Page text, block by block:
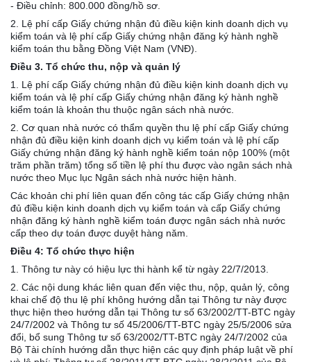
- Điều chỉnh: 800.000 đồng/hồ sơ.
2. Lệ phí cấp Giấy chứng nhận đủ điều kiện kinh doanh dịch vụ
kiểm toán và lệ phí cấp Giấy chứng nhận đăng ký hành nghề
kiểm toán thu bằng Đồng Việt Nam (VNĐ).
Điều 3. Tổ chức thu, nộp và quản lý
1. Lệ phí cấp Giấy chứng nhận đủ điều kiện kinh doanh dịch vụ
kiểm toán và lệ phí cấp Giấy chứng nhận đăng ký hành nghề
kiểm toán là khoản thu thuộc ngân sách nhà nước.
2. Cơ quan nhà nước có thẩm quyền thu lệ phí cấp Giấy chứng
nhận đủ điều kiện kinh doanh dịch vụ kiểm toán và lệ phí cấp
Giấy chứng nhận đăng ký hành nghề kiểm toán nộp 100% (một
trăm phần trăm) tổng số tiền lệ phí thu được vào ngân sách nhà
nước theo Mục lục Ngân sách nhà nước hiện hành.
Các khoản chi phí liên quan đến công tác cấp Giấy chứng nhận
đủ điều kiện kinh doanh dịch vụ kiểm toán và cấp Giấy chứng
nhận đăng ký hành nghề kiểm toán được ngân sách nhà nước
cấp theo dự toán được duyệt hàng năm.
Điều 4: Tổ chức thực hiện
1. Thông tư này có hiệu lực thi hành kể từ ngày 22/7/2013.
2. Các nội dung khác liên quan đến việc thu, nộp, quản lý, công
khai chế độ thu lệ phí không hướng dẫn tại Thông tư này được
thực hiện theo hướng dẫn tại Thông tư số 63/2002/TT-BTC ngày
24/7/2002 và Thông tư số 45/2006/TT-BTC ngày 25/5/2006 sửa
đổi, bổ sung Thông tư số 63/2002/TT-BTC ngày 24/7/2002 của
Bộ Tài chính hướng dẫn thực hiện các quy định pháp luật về phí